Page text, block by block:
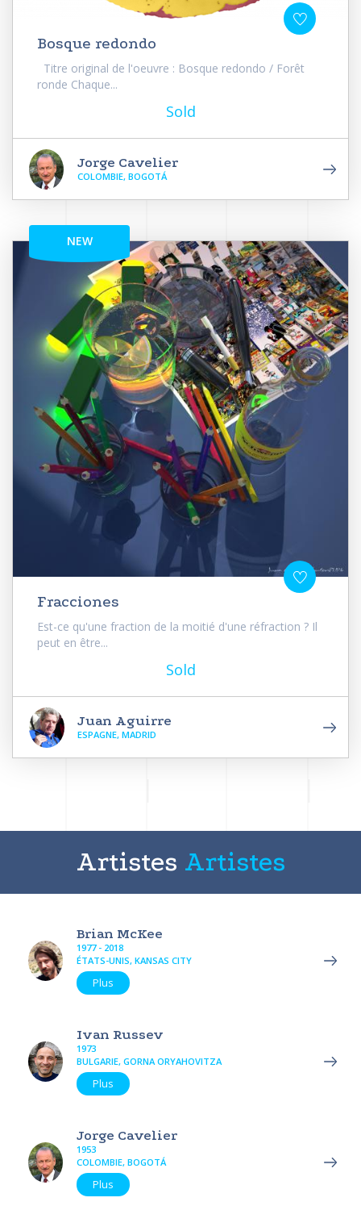
Bosque redondo
Titre original de l'oeuvre : Bosque redondo / Forêt
ronde Chaque...
Sold
Jorge Cavelier
COLOMBIE, BOGOTÁ
NEW
Fracciones
Est-ce qu'une fraction de la moitié d'une réfraction ? Il
peut en être...
Sold
Juan Aguirre
ESPAGNE, MADRID
Artistes Artistes
Brian McKee
1977 - 2018
ÉTATS-UNIS, KANSAS CITY
Plus
Ivan Russev
1973
BULGARIE, GORNA ORYAHOVITZA
Plus
Jorge Cavelier
1953
COLOMBIE, BOGOTÁ
Plus